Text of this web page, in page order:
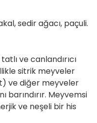
sedir ağacı, paçuli.
ve canlandırıcı
sitrik meyveler
ve diğer meyveler
barındırır. Meyvemsi
ve neşeli bir his